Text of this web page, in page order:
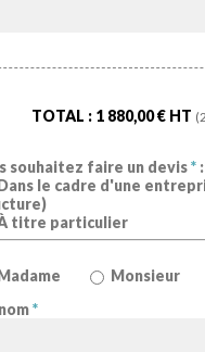
TOTAL : 1 880,00€ HT (
souhaitez faire un devis* :
le cadre d'une
titre particulier
Monsieur
*